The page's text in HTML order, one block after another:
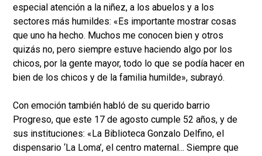
especial atención a la niñez, a los abuelos y a los
sectores más humildes: «Es importante mostrar cosas
que uno ha hecho. Muchos me conocen bien y otros
quizás no, pero siempre estuve haciendo algo por los
chicos, por la gente mayor, todo lo que se podía hacer en
bien de los chicos y de la familia humilde», subrayó.
Con emoción también habló de su querido barrio
Progreso, que este 17 de agosto cumple 52 años, y de
sus instituciones: «La Biblioteca Gonzalo Delfino, el
dispensario ‘La Loma’, el centro maternal... Siempre que